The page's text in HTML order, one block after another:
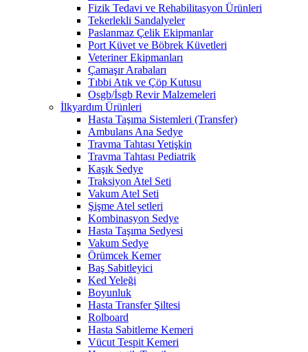
Fizik Tedavi ve Rehabilitasyon Ürünleri
Tekerlekli Sandalyeler
Paslanmaz Çelik Ekipmanlar
Port Küvet ve Böbrek Küvetleri
Veteriner Ekipmanları
Çamaşır Arabaları
Tıbbi Atık ve Çöp Kutusu
Osgb/İsgb Revir Malzemeleri
İlkyardım Ürünleri
Hasta Taşıma Sistemleri (Transfer)
Ambulans Ana Sedye
Travma Tahtası Yetişkin
Travma Tahtası Pediatrik
Kaşık Sedye
Traksiyon Atel Seti
Vakum Atel Seti
Şişme Atel setleri
Kombinasyon Sedye
Hasta Taşıma Sedyesi
Vakum Sedye
Örümcek Kemer
Baş Sabitleyici
Ked Yeleği
Boyunluk
Hasta Transfer Şiltesi
Rolboard
Hasta Sabitleme Kemeri
Vücut Tespit Kemeri